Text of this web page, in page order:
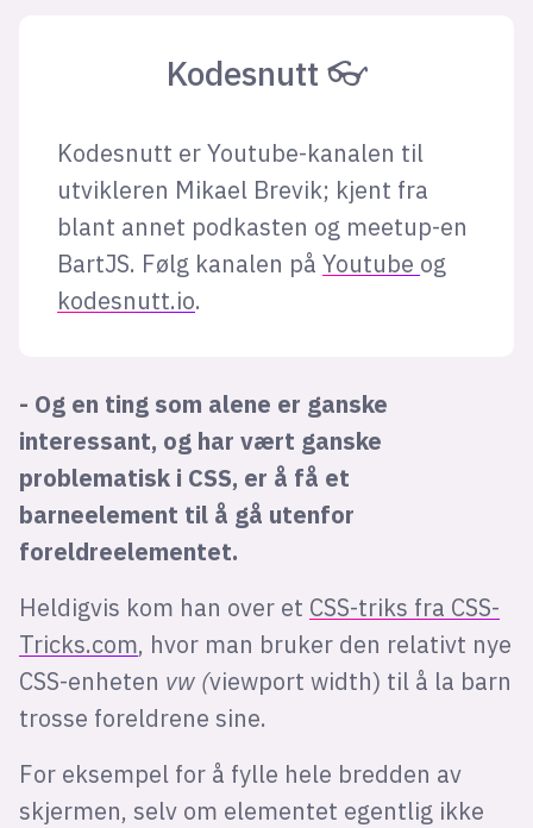
Kodesnutt 👓
Kodesnutt er Youtube-kanalen til
utvikleren Mikael Brevik; kjent fra
blant annet podkasten og meetup-en
BartJS. Følg kanalen på Youtube og
kodesnutt.io.
- Og en ting som alene er ganske
interessant, og har vært ganske
problematisk i CSS, er å få et
barneelement til å gå utenfor
foreldreelementet.
Heldigvis kom han over et CSS-triks fra CSS-
Tricks.com, hvor man bruker den relativt nye
CSS-enheten vw (viewport width) til å la barn
trosse foreldrene sine.
For eksempel for å fylle hele bredden av
skjermen, selv om elementet egentlig ikke
kode24-klubben
Facebook
annonsepriser
annonseguide